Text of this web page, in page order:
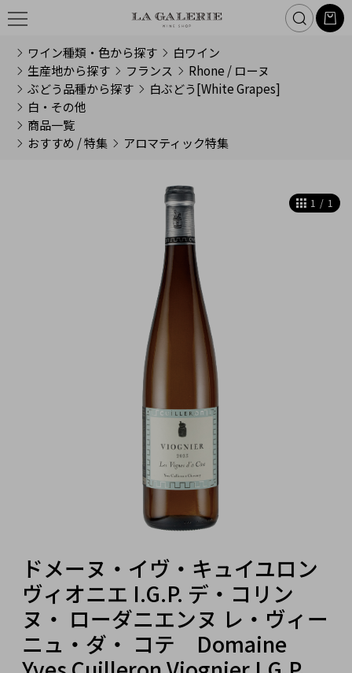
ワイン種類・色から探す
白ワイン
生産地から探す
フランス
Rhone / ローヌ
ぶどう品種から探す
白ぶどう[White Grapes]
白・その他
商品一覧
おすすめ / 特集
アロマティック特集
1 / 1
ドメーヌ・イヴ・キュイユロン
ヴィオニエ I.G.P. デ・コリン
ヌ・ ローダニエンヌ レ・ヴィー
ニュ・ダ・ コテ Domaine